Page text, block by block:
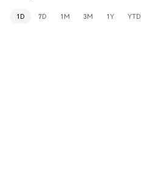
1D 7D 1M 3M 1Y YTD